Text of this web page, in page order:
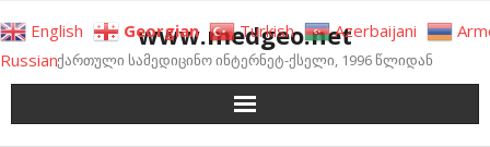
to
content
www.medgeo.net
ქართული სამედიცინო ინტერნეტ-ქსელი, 1996 წლიდან
English Georgian Turkish Azerbaijani
Russian